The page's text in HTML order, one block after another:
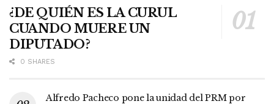
¿DE QUIÉN ES LA CURUL
CUANDO MUERE UN
DIPUTADO?
0 SHARES
Alfredo Pacheco pone la unidad del PRM por